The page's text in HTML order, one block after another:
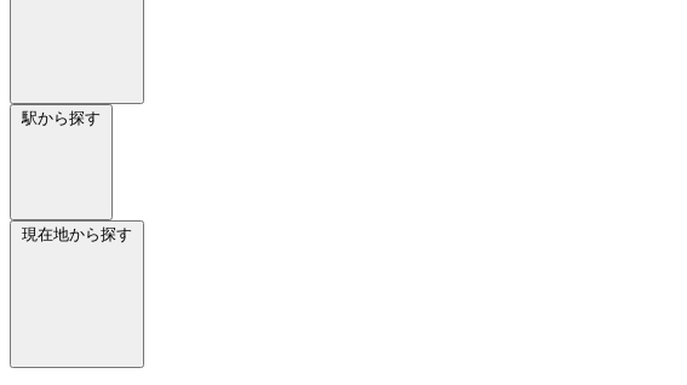
駅から探す
現在地から探す